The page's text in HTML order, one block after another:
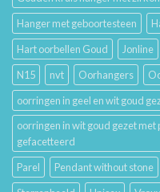
Hanger met geboortesteen
Hart oorbellen Goud
Jonline
N15
nvt Oorhangers
oorringen in geel en wit goud
oorringen in wit goud gezet
gefacetteerd
Parel
Pendant without stone